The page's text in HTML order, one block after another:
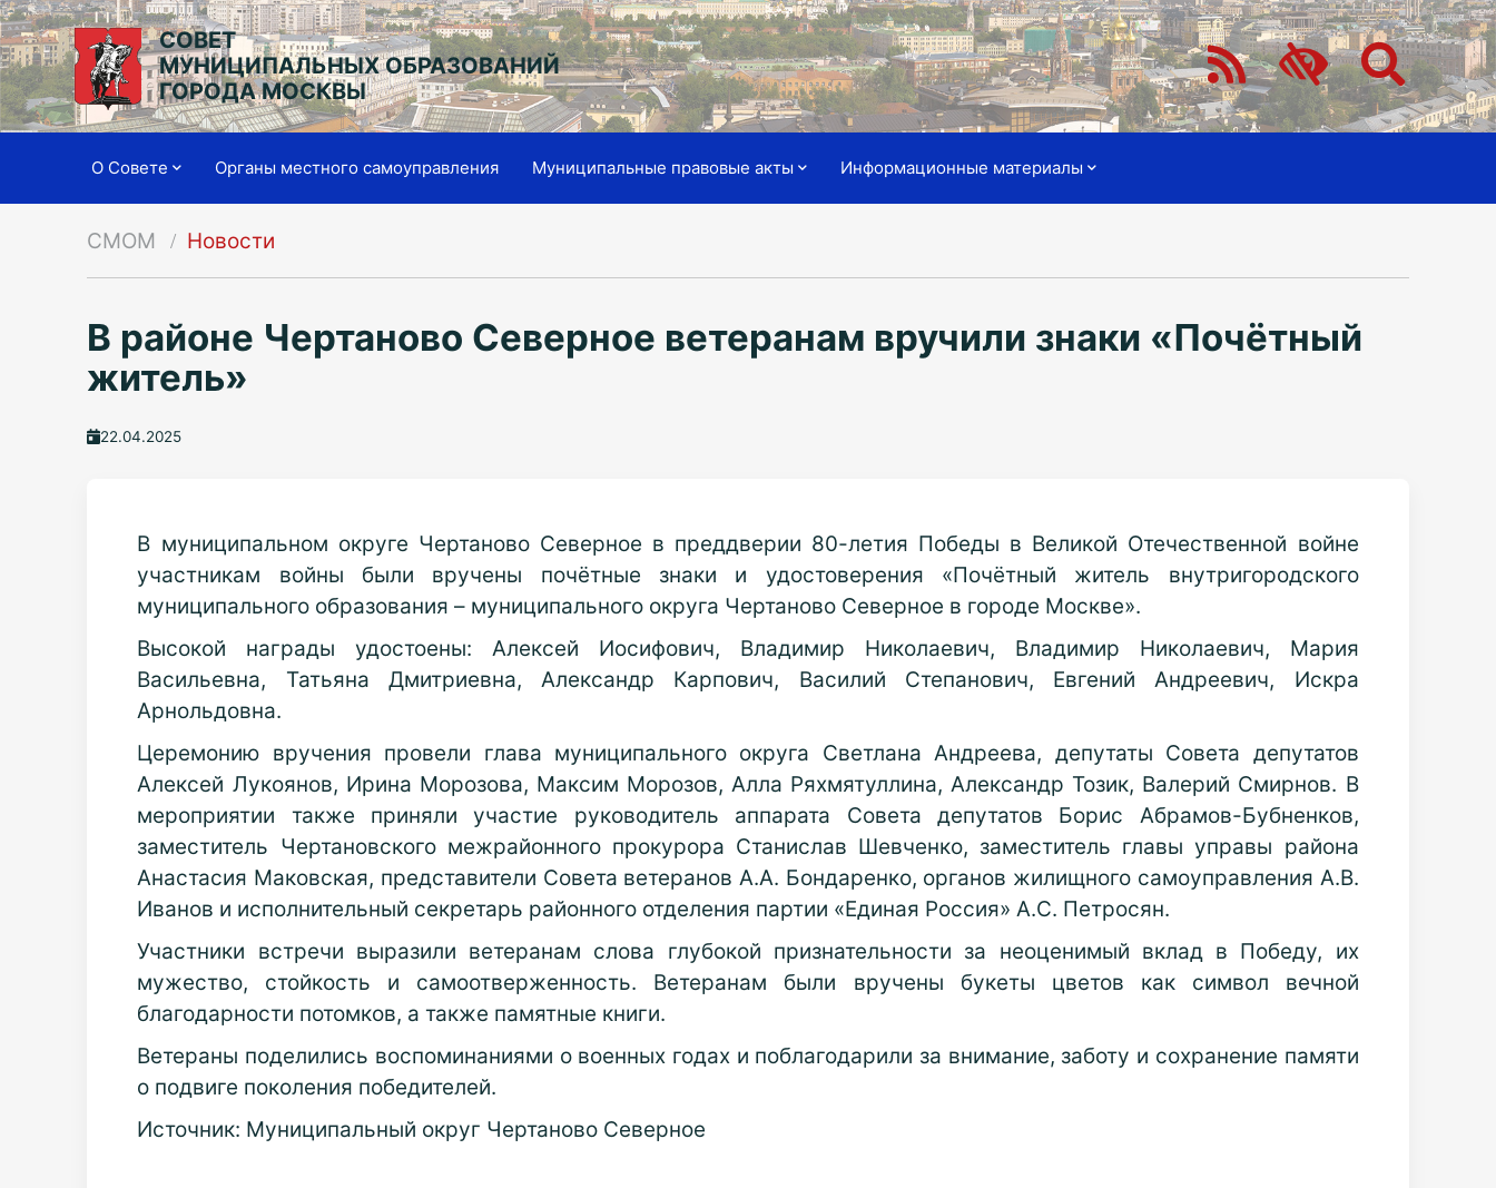
СОВЕТ
МУНИЦИПАЛЬНЫХ ОБРАЗОВАНИЙ
ГОРОДА МОСКВЫ
О Совете Органы местного самоуправления Муниципальные правовые акты Информационные материалы
СМОМ Новости
В районе Чертаново Северное ветеранам вручили знаки «Почётный
житель»
22.04.2025
В муниципальном округе Чертаново Северное в преддверии 80-летия Победы в Великой Отечественной войне
участникам войны были вручены почётные знаки и удостоверения «Почётный житель внутригородского
муниципального образования – муниципального округа Чертаново Северное в городе Москве».
Высокой награды удостоены: Алексей Иосифович, Владимир Николаевич, Владимир Николаевич, Мария
Васильевна, Татьяна Дмитриевна, Александр Карпович, Василий Степанович, Евгений Андреевич, Искра
Арнольдовна.
Церемонию вручения провели глава муниципального округа Светлана Андреева, депутаты Совета депутатов
Алексей Лукоянов, Ирина Морозова, Максим Морозов, Алла Ряхмятуллина, Александр Тозик, Валерий Смирнов. В
мероприятии также приняли участие руководитель аппарата Совета депутатов Борис Абрамов-Бубненков,
заместитель Чертановского межрайонного прокурора Станислав Шевченко, заместитель главы управы района
Анастасия Маковская, представители Совета ветеранов А.А. Бондаренко, органов жилищного самоуправления А.В.
Иванов и исполнительный секретарь районного отделения партии «Единая Россия» А.С. Петросян.
Участники встречи выразили ветеранам слова глубокой признательности за неоценимый вклад в Победу, их
мужество, стойкость и самоотверженность. Ветеранам были вручены букеты цветов как символ вечной
благодарности потомков, а также памятные книги.
Ветераны поделились воспоминаниями о военных годах и поблагодарили за внимание, заботу и сохранение памяти
о подвиге поколения победителей.
Источник: Муниципальный округ Чертаново Северное